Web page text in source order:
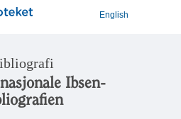
English
Ibsen-